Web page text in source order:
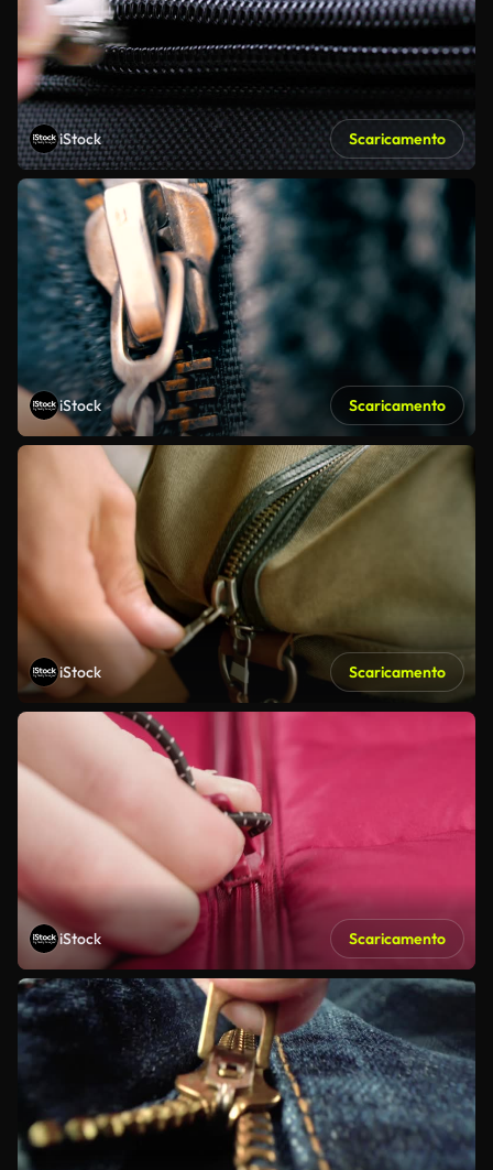
iStock Scaricamento
iStock Scaricamento
iStock Scaricamento
iStock Scaricamento